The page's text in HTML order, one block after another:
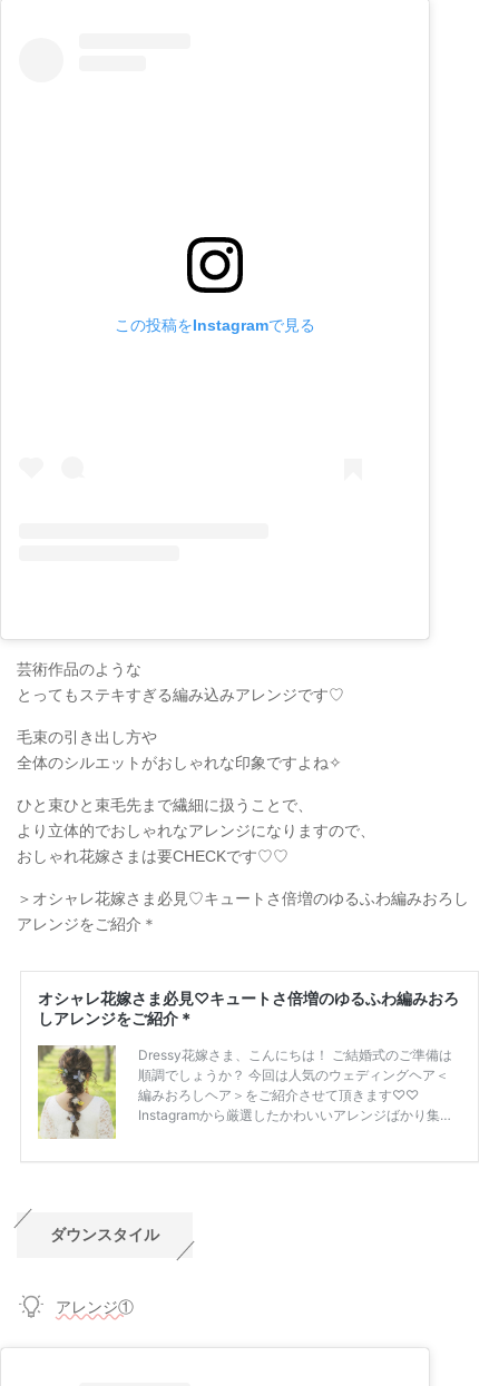
この投稿をInstagramで見る
芸術作品のような
とってもステキすぎる編み込みアレンジです♡
毛束の引き出し方や
全体のシルエットがおしゃれな印象ですよね✧
ひと束ひと束毛先まで繊細に扱うことで、
より立体的でおしゃれなアレンジになりますので、
おしゃれ花嫁さまは要CHECKです♡♡
＞オシャレ花嫁さま必見♡キュートさ倍増のゆるふわ編みおろし
アレンジをご紹介＊
ダウンスタイル
アレンジ①